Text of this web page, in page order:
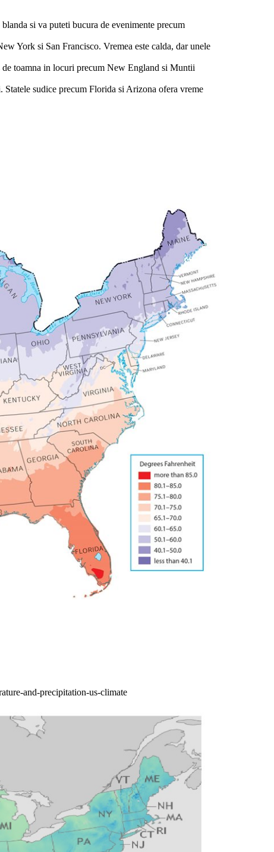
si va puteti bucura de evenimente precum
York si San Francisco. Vremea este calda, dar unele
toamna in locuri precum New England si Muntii
sudice precum Florida si Arizona ofera vreme
and-precipitation-us-climate